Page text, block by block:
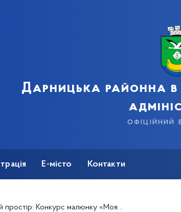
Дарницька районна в
офіційний
Е-місто Контакти
Конкурс малюнку «Моя Україна»